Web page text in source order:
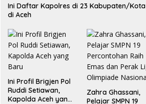
Ini Daftar Kapolres di 23 Kabupaten/Kota
di Aceh
Ini Profil Brigjen Pol
Ruddi Setiawan,
Kapolda Aceh yang
Zahra Ghassani,
Pelajar SMPN 19